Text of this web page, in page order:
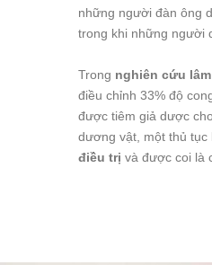
những người đàn ông
trong khi những người
Trong nghiên cứu
điều chỉnh 33% độ
được tiêm giả dược
dương vật, một thủ tục
điều trị và được coi là